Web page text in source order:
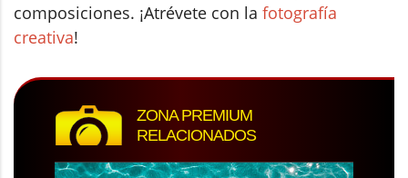
composiciones. ¡Atrévete con la fotografía
creativa!
ZONA PREMIUM
RELACIONADOS